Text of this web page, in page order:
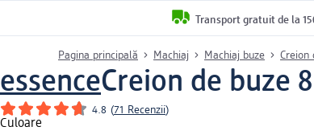
Transport gratuit de la
Pagina principală Machiaj Machiaj buze Creion
essenceCreion de buze
4.8 (71 Recenzii)
Culoare